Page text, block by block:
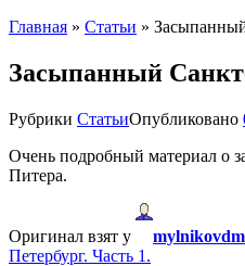
Главная » Статьи »
Засыпанный
Рубрики СтатьиОпубликовано
Очень подробный материал о
Питера.
Оригинал взят у mylnikovdm
Петербург. Часть 1.